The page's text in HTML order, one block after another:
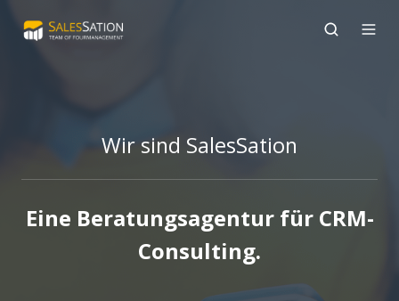
Wir sind SalesSation
Eine Beratungsagentur für CRM-
Consulting.